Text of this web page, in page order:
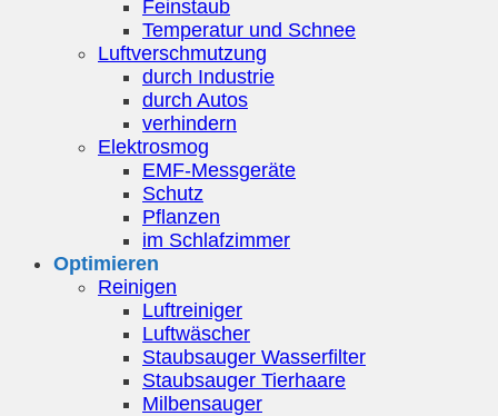
Feinstaub
Temperatur und Schnee
Luftverschmutzung
durch Industrie
durch Autos
verhindern
Elektrosmog
EMF-Messgeräte
Schutz
Pflanzen
im Schlafzimmer
Optimieren
Reinigen
Luftreiniger
Luftwäscher
Staubsauger Wasserfilter
Staubsauger Tierhaare
Milbensauger